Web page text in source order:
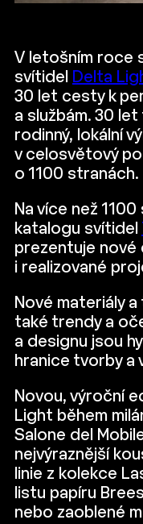
V letošním roce
svítidel
Delta
30 let cesty k
a službám. 30
rodinný, lokální
v celosvětový
o 1100 stranách.
Na více než
katalogu svítidel
prezentuje nové
i realizované
Nové materiály
také trendy a
a designu jsou
hranice tvorby a
Novou, výroční
Light během
Salone del
nejvýraznější
linie z kolekce
listu papíru
nebo zaoblené